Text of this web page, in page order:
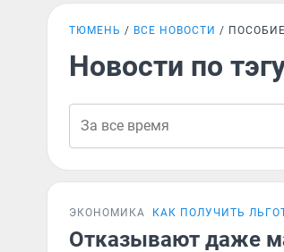
ТЮМЕНЬ ВСЕ НОВОСТИ
Новости по
ЭКОНОМИКА КАК ПОЛУЧИТЬ
Отказывают даже